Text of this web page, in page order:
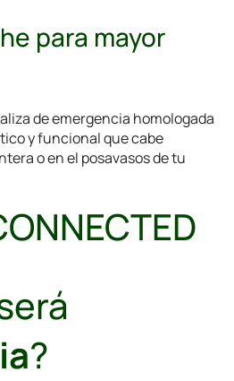
para mayor
de emergencia homologada
y funcional que cabe
o en el posavasos de tu
?